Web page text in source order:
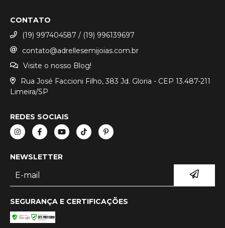
CONTATO
(19) 997404587 / (19) 996139697
contato@adrellesemijoias.com.br
Visite o nosso Blog!
Rua José Faccioni Filho, 383 Jd. Gloria - CEP 13.487-211
Limeira/SP
REDES SOCIAIS
NEWSLETTER
SEGURANÇA E CERTIFICAÇÕES